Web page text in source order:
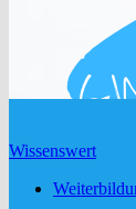
Wissenswert